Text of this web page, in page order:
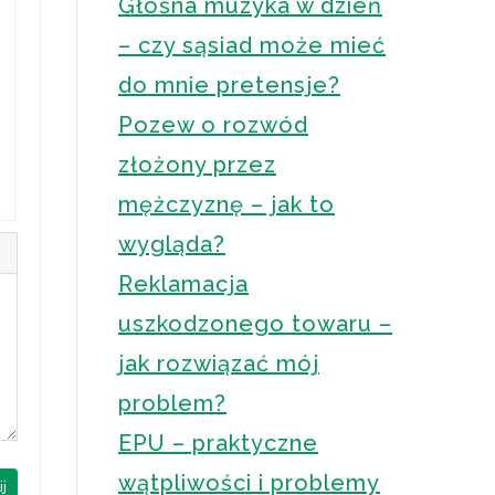
Głośna muzyka w dzień
– czy sąsiad może mieć
do mnie pretensje?
Pozew o rozwód
złożony przez
mężczyznę – jak to
wygląda?
Reklamacja
uszkodzonego towaru –
jak rozwiązać mój
problem?
EPU – praktyczne
wątpliwości i problemy